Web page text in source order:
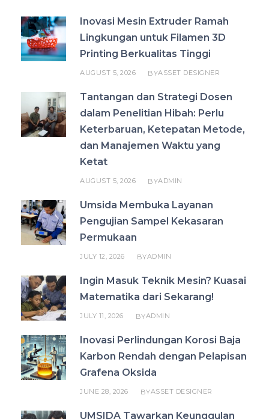
Inovasi Mesin Extruder Ramah
Lingkungan untuk Filamen 3D
Printing Berkualitas Tinggi
AUGUST 5, 2026 BYASSET DESIGNER
Tantangan dan Strategi Dosen
dalam Penelitian Hibah: Perlu
Keterbaruan, Ketepatan Metode,
dan Manajemen Waktu yang
Ketat
AUGUST 5, 2026 BYADMIN
Umsida Membuka Layanan
Pengujian Sampel Kekasaran
Permukaan
JULY 12, 2026 BYADMIN
Ingin Masuk Teknik Mesin? Kuasai
Matematika dari Sekarang!
JULY 11, 2026 BYADMIN
Inovasi Perlindungan Korosi Baja
Karbon Rendah dengan Pelapisan
Grafena Oksida
JUNE 28, 2026 BYASSET DESIGNER
UMSIDA Tawarkan Keunggulan